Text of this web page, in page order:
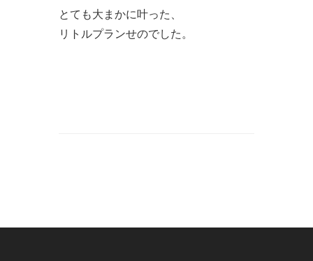
とても大まかに叶った、
リトルプランせのでした。